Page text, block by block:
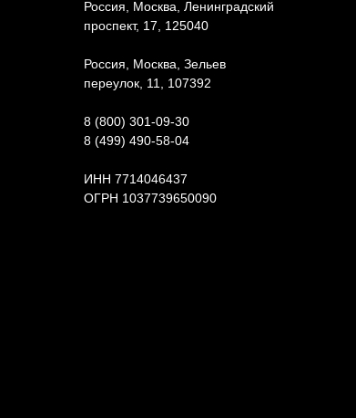
Россия, Москва, Ленинградский
проспект, 17, 125040
Россия, Москва, Зельев
переулок, 11, 107392
8 (800) 301-09-30
8 (499) 490-58-04
ИНН 7714046437
ОГРН 1037739650090